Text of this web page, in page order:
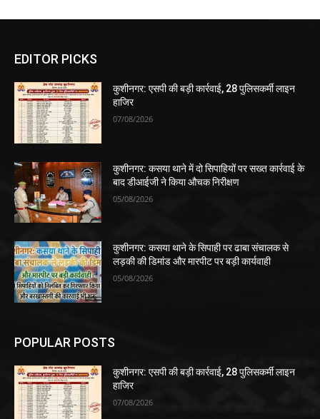
EDITOR PICKS
कुशीनगर: एसपी की बड़ी कार्रवाई, 28 पुलिसकर्मी लाइन
हाजिर
07/08/2026
कुशीनगर: कसया थाने में दो सिपाहियों पर सख्त कार्रवाई के
बाद डीआईजी ने किया औचक निरीक्षण
05/08/2026
कुशीनगर: कसया थाने के सिपाही पर ढाबा संचालक से
लड़की की डिमांड और मारपीट पर बड़ी कार्यवाही
05/08/2026
POPULAR POSTS
कुशीनगर: एसपी की बड़ी कार्रवाई, 28 पुलिसकर्मी लाइन
हाजिर
07/08/2026